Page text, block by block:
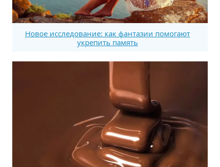
Новое исследование: как фантазии помогают
укрепить память